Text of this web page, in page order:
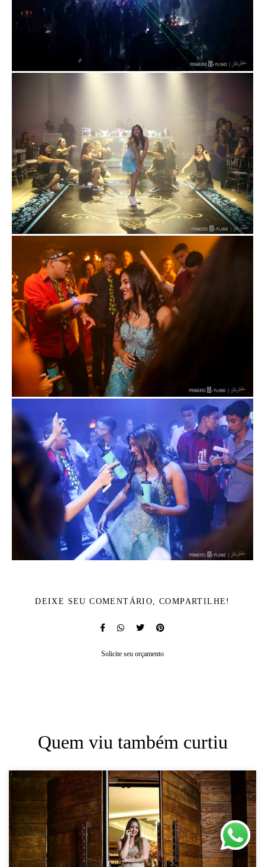
DEIXE SEU COMENTÁRIO, COMPARTILHE!
Solicite seu orçamento
Quem viu também curtiu